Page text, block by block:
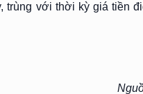
trùng với thời kỳ giá tiền